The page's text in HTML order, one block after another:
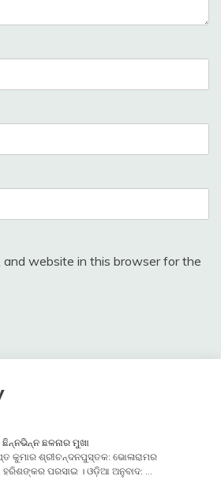
and website in this browser for the
ଛଳନାର ମୁଖା
କୁମାର ଶ୍ରୀଚନ୍ଦନପୁସ୍ତକ: ଭୋଳାରାମର
ହରିଶଙ୍କର ପରସାଇ । ଓଡ଼ିଆ ଅନୁବାଦ: …